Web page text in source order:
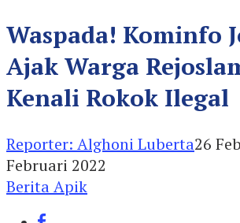
Waspada! Kominfo
Ajak Warga
Kenali Rokok Ilegal
Reporter: Alghoni Luberta26
Februari 2022
Berita Apik